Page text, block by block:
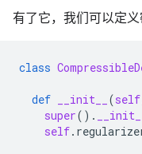
有了它，我们可以定义
class
def __init__ (self
super() . __init__
self.